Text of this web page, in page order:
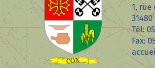
1, rue
31480
Tél:
Fax: